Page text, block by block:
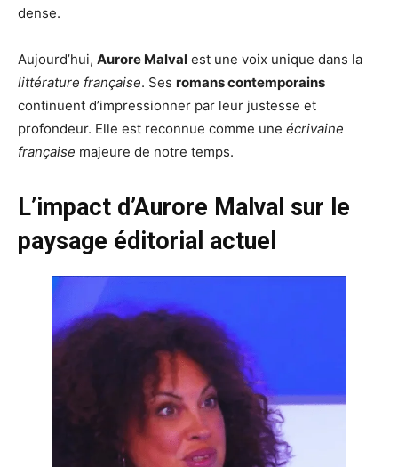
dense.
Aujourd’hui, Aurore Malval est une voix unique dans la
littérature française. Ses romans contemporains
continuent d’impressionner par leur justesse et
profondeur. Elle est reconnue comme une écrivaine
française majeure de notre temps.
L’impact d’Aurore Malval sur le
paysage éditorial actuel